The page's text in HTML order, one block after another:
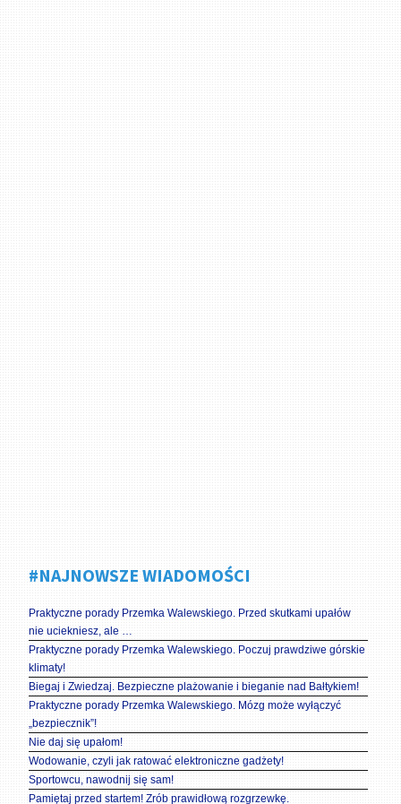
#NAJNOWSZE WIADOMOŚCI
Praktyczne porady Przemka Walewskiego. Przed skutkami upałów
nie uciekniesz, ale …
Praktyczne porady Przemka Walewskiego. Poczuj prawdziwe górskie
klimaty!
Biegaj i Zwiedzaj. Bezpieczne plażowanie i bieganie nad Bałtykiem!
Praktyczne porady Przemka Walewskiego. Mózg może wyłączyć
„bezpiecznik”!
Nie daj się upałom!
Wodowanie, czyli jak ratować elektroniczne gadżety!
Sportowcu, nawodnij się sam!
Pamiętaj przed startem! Zrób prawidłową rozgrzewkę.